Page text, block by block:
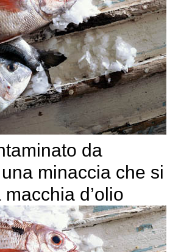
da
minaccia che si
d’olio